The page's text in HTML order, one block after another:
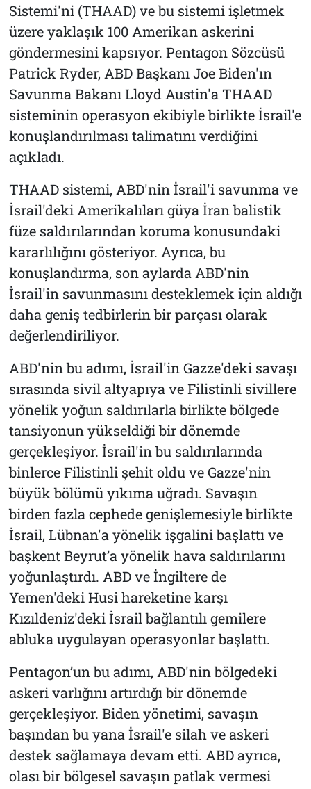
Sistemi'ni (THAAD) ve bu sistemi işletmek
üzere yaklaşık 100 Amerikan askerini
göndermesini kapsıyor. Pentagon Sözcüsü
Patrick Ryder, ABD Başkanı Joe Biden'ın
Savunma Bakanı Lloyd Austin'a THAAD
sisteminin operasyon ekibiyle birlikte İsrail'e
konuşlandırılması talimatını verdiğini
açıkladı.
THAAD sistemi, ABD'nin İsrail'i savunma ve
İsrail'deki Amerikalıları güya İran balistik
füze saldırılarından koruma konusundaki
kararlılığını gösteriyor. Ayrıca, bu
konuşlandırma, son aylarda ABD'nin
İsrail'in savunmasını desteklemek için aldığı
daha geniş tedbirlerin bir parçası olarak
değerlendiriliyor.
ABD'nin bu adımı, İsrail'in Gazze'deki savaşı
sırasında sivil altyapıya ve Filistinli sivillere
yönelik yoğun saldırılarla birlikte bölgede
tansiyonun yükseldiği bir dönemde
gerçekleşiyor. İsrail'in bu saldırılarında
binlerce Filistinli şehit oldu ve Gazze'nin
büyük bölümü yıkıma uğradı. Savaşın
birden fazla cephede genişlemesiyle birlikte
İsrail, Lübnan'a yönelik işgalini başlattı ve
başkent Beyrut’a yönelik hava saldırılarını
yoğunlaştırdı. ABD ve İngiltere de
Yemen'deki Husi hareketine karşı
Kızıldeniz'deki İsrail bağlantılı gemilere
abluka uygulayan operasyonlar başlattı.
Pentagon’un bu adımı, ABD'nin bölgedeki
askeri varlığını artırdığı bir dönemde
gerçekleşiyor. Biden yönetimi, savaşın
başından bu yana İsrail'e silah ve askeri
destek sağlamaya devam etti. ABD ayrıca,
olası bir bölgesel savaşın patlak vermesi